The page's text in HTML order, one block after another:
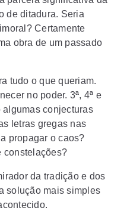
de ditadura. Seria
Certamente
obra de um passado
tudo o que queriam.
no poder. 3ª, 4ª e
algumas conjecturas
letras gregas nas
propagar o caos?
constelações?
da tradição e dos
solução mais simples